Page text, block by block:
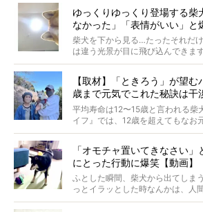
ゆっくりゆっくり登場する柴
なかった」「表情がいい」と
柴犬を下から見る…たったそれだ
は違う光景が目に飛び込んできま
つぶらに見え、モフモフのお顔は
【取材】「ときろう」が望
歳まで元気でこれた秘訣は干
#38ときろう
平均寿命は12〜15歳と言われる柴
イフ』では、12歳を超えてもなお
意を込めて“レジェンド柴”と呼ん
ォーカスし、その元気の秘訣や、
だと思うことを、オーナーさんに
回登場してくれたのは、17歳のと
ら食が細かったため、何でも食べ
「オモチャ置いてきなさい
にとった行動に爆笑【動画】
ふとした瞬間、柴犬から出てしま
っとイラッとした時なんかは、人
いように見えます。もしかして本